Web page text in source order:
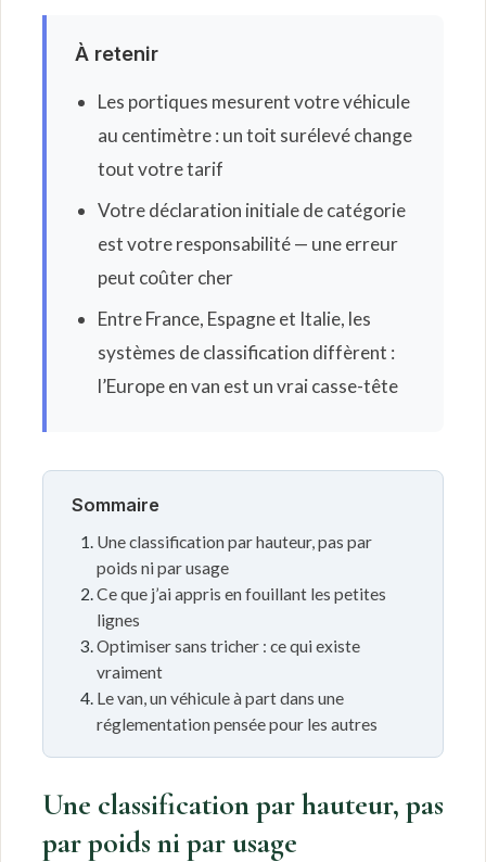
À retenir
Les portiques mesurent votre véhicule
au centimètre : un toit surélevé change
tout votre tarif
Votre déclaration initiale de catégorie
est votre responsabilité — une erreur
peut coûter cher
Entre France, Espagne et Italie, les
systèmes de classification diffèrent :
l’Europe en van est un vrai casse-tête
Sommaire
Une classification par hauteur, pas par
poids ni par usage
Ce que j’ai appris en fouillant les petites
lignes
Optimiser sans tricher : ce qui existe
vraiment
Le van, un véhicule à part dans une
réglementation pensée pour les autres
Une classification par hauteur, pas
par poids ni par usage